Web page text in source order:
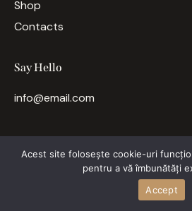
Shop
Contacts
Say Hello
info@email.com
ThemeREX © {{Y}}. All rights
Acest site folosește cookie-uri
pentru a vă îmbunătăți
Accept